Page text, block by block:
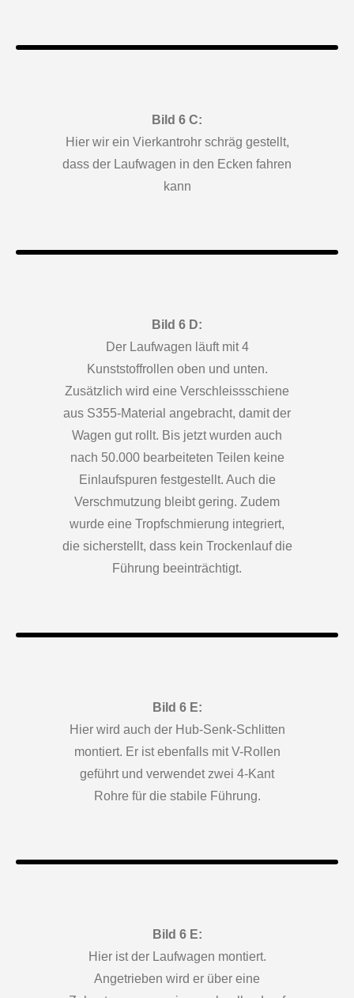
Bild 6 C:
Hier wir ein Vierkantrohr schräg gestellt,
dass der Laufwagen in den Ecken fahren
kann
Bild 6 D:
Der Laufwagen läuft mit 4
Kunststoffrollen oben und unten.
Zusätzlich wird eine Verschleissschiene
aus S355-Material angebracht, damit der
Wagen gut rollt. Bis jetzt wurden auch
nach 50.000 bearbeiteten Teilen keine
Einlaufspuren festgestellt. Auch die
Verschmutzung bleibt gering. Zudem
wurde eine Tropfschmierung integriert,
die sicherstellt, dass kein Trockenlauf die
Führung beeinträchtigt.
Bild 6 E:
Hier wird auch der Hub-Senk-Schlitten
montiert. Er ist ebenfalls mit V-Rollen
geführt und verwendet zwei 4-Kant
Rohre für die stabile Führung.
Bild 6 E:
Hier ist der Laufwagen montiert.
Angetrieben wird er über eine